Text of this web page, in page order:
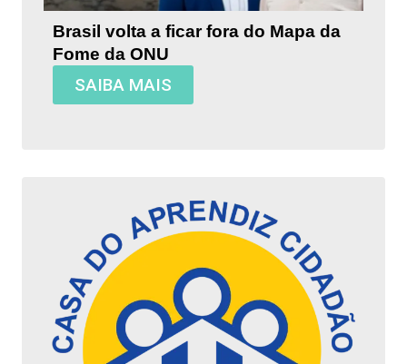
Brasil volta a ficar fora do Mapa da
Fome da ONU
SAIBA MAIS